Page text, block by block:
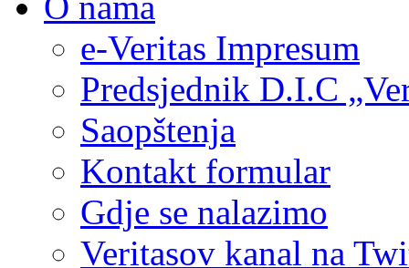
e-Veritas Impresum
Predsjednik D.I.C
Saopštenja
Kontakt formular
Gdje se nalazimo
Veritasov kanal na